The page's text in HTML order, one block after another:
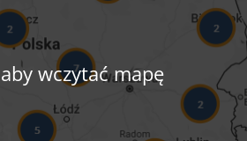
wczytać mapę